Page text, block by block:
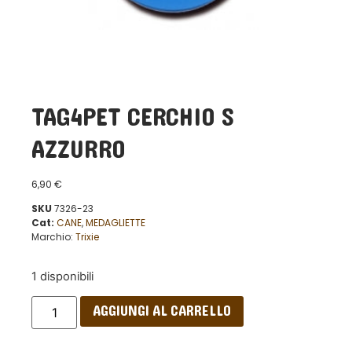
TAG4PET CERCHIO S
AZZURRO
6,90 €
SKU 7326-23
Cat: CANE,MEDAGLIETTE
Marchio: Trixie
1 disponibili
AGGIUNGI AL CARRELLO